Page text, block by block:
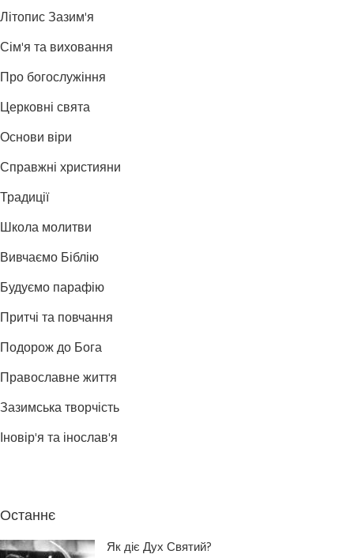
Літопис Зазим'я
Сім'я та виховання
Про богослужіння
Церковні свята
Основи віри
Справжні християни
Традиції
Школа молитви
Вивчаємо Біблію
Будуємо парафію
Притчі та повчання
Подорож до Бога
Православне життя
Зазимська творчість
Іновір'я та інослав'я
Останнє
Як діє Дух Святий?